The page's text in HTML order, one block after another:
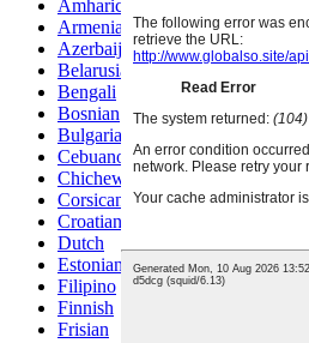
Amharic
Armenian
Azerbaijani
Belarusian
Bengali
Bosnian
Bulgarian
Cebuano
Chichewa
Corsican
Croatian
Dutch
Estonian
Filipino
Finnish
Frisian